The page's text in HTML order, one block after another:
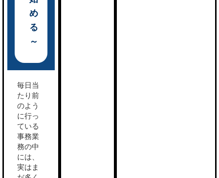
め
る
～
毎日当
たり前
のよう
に行っ
ている
事務業
務の中
には、
実はま